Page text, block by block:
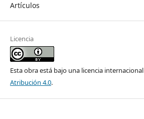
Artículos
Licencia
Esta obra está bajo una licencia internacional
Atribución 4.0.